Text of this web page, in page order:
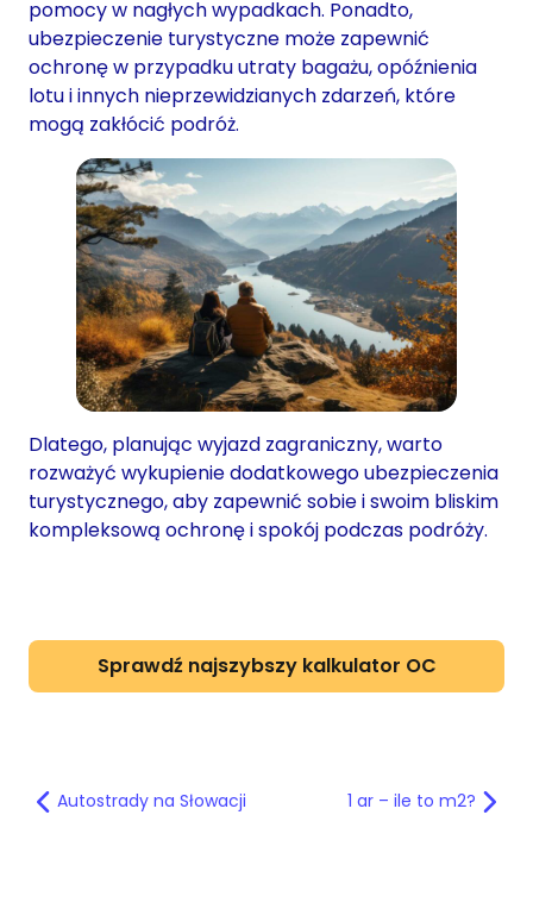
pomocy w nagłych wypadkach. Ponadto,
ubezpieczenie turystyczne może zapewnić
ochronę w przypadku utraty bagażu, opóźnienia
lotu i innych nieprzewidzianych zdarzeń, które
mogą zakłócić podróż.
Dlatego, planując wyjazd zagraniczny, warto
rozważyć wykupienie dodatkowego ubezpieczenia
turystycznego, aby zapewnić sobie i swoim bliskim
kompleksową ochronę i spokój podczas podróży.
Sprawdź najszybszy kalkulator OC
Autostrady na Słowacji 1 ar – ile to m2?